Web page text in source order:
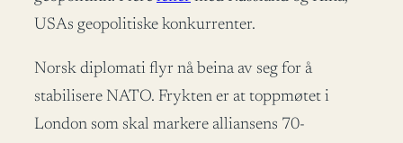
USAs geopolitiske konkurrenter.
Norsk diplomati flyr nå beina av seg for å
stabilisere NATO. Frykten er at toppmøtet i
London som skal markere alliansens 70-